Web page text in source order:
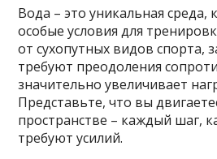
Вода – это уникальная среда,
особые условия для
от сухопутных видов спорта,
требуют преодоления
значительно увеличивает
Представьте, что вы
пространстве – каждый шаг,
требуют усилий.